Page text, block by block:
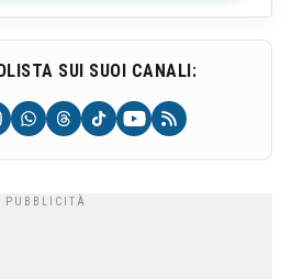
SUI SUOI CANALI: